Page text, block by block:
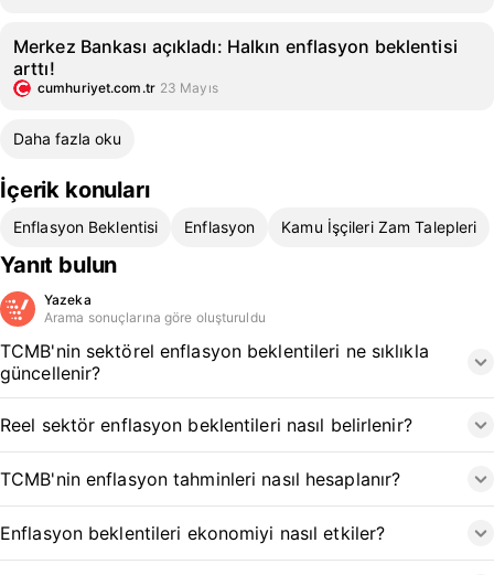
Merkez Bankası açıkladı: Halkın enflasyon beklentisi
arttı!
cumhuriyet.com.tr 23 Mayıs
Daha fazla oku
İçerik konuları
Enflasyon Beklentisi Enflasyon Kamu İşçileri Zam Talepleri
Yanıt bulun
Yazeka
Arama sonuçlarına göre oluşturuldu
TCMB'nin sektörel enflasyon beklentileri ne sıklıkla
güncellenir?
Reel sektör enflasyon beklentileri nasıl belirlenir?
TCMB'nin enflasyon tahminleri nasıl hesaplanır?
Enflasyon beklentileri ekonomiyi nasıl etkiler?